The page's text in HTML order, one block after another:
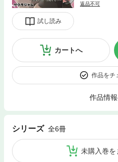
試し読み
返品不可
カートへ
作品をチ
作品情
シリーズ 全6冊
未購入巻を